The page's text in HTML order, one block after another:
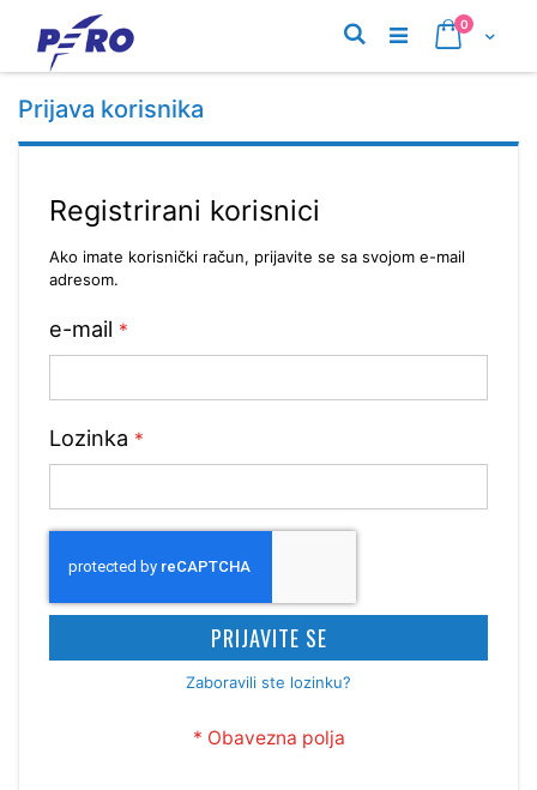
sadržaj
Cart
0proizvodi
Pretraživanje
Prijava korisnika
Registrirani korisnici
Ako imate korisnički račun, prijavite se sa svojom e-mail
adresom.
e-mail
Lozinka
PRIJAVITE SE
Zaboravili ste lozinku?